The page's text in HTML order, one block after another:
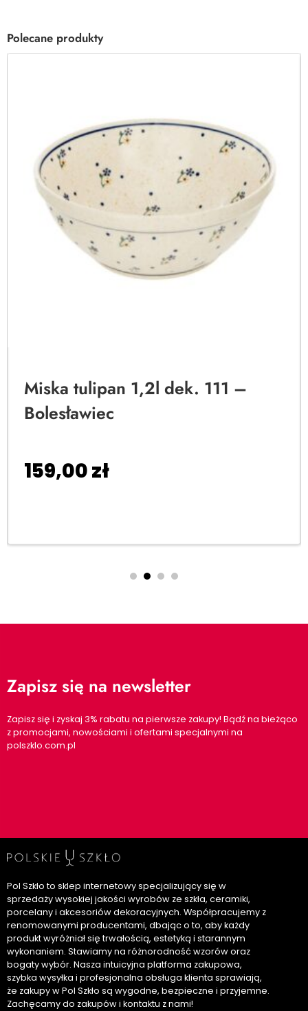
Polecane produkty
Miska tulipan 1,2l dek. 111 –
Bolesławiec
159,00zł
Zapisz się na newsletter
Zapisz się i zyskaj 3% rabatu na pierwsze zakupy! Bądź na bieżąco
z promocjami, nowościami i ofertami specjalnymi na
polszklo.com.pl
Pol Szkło to sklep internetowy specjalizujący się w
sprzedaży wysokiej jakości wyrobów ze szkła, ceramiki,
porcelany i akcesoriów dekoracyjnych. Współpracujemy z
renomowanymi producentami, dbając o to, aby każdy
produkt wyróżniał się trwałością, estetyką i starannym
wykonaniem. Stawiamy na różnorodność wzorów oraz
bogaty wybór. Nasza intuicyjna platforma zakupowa,
szybka wysyłka i profesjonalna obsługa klienta sprawiają,
że zakupy w Pol Szkło są wygodne, bezpieczne i przyjemne.
Zachęcamy do zakupów i kontaktu z nami!